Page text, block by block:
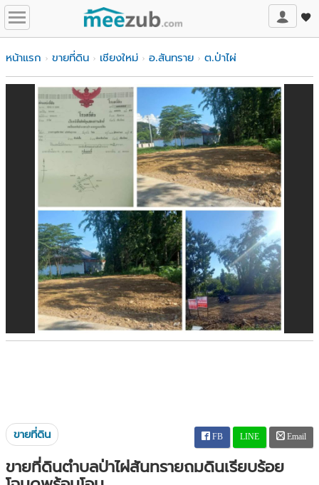
หน้าแรก ขายที่ดิน เชียงใหม่ อ.สันทราย ต.ป่าไผ่
ขายที่ดิน FB LINE Email
ขายที่ดินตำบลป่าไผ่สันทรายถมดินเรียบร้อย